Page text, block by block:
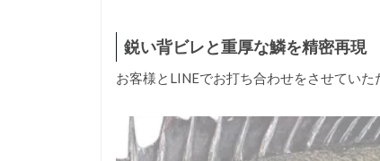
鋭い背ビレと重厚な鱗を精密再現
お客様とLINEでお打ち合わせをさせていた